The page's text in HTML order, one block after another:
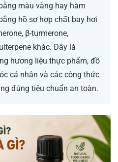
màu vàng hay hàm
hồ sơ hợp chất bay hơi
β-turmerone,
khác. Đây là
hương liệu thực phẩm, đồ
cá nhân và các công thức
đúng tiêu chuẩn an toàn.